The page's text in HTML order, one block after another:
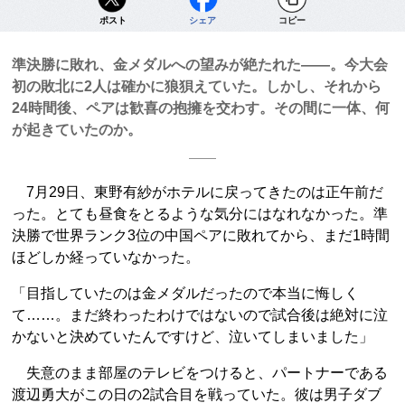
ポスト シェア コピー
準決勝に敗れ、金メダルへの望みが絶たれた――。今大会
初の敗北に2人は確かに狼狽えていた。しかし、それから
24時間後、ペアは歓喜の抱擁を交わす。その間に一体、何
が起きていたのか。
7月29日、東野有紗がホテルに戻ってきたのは正午前だ
った。とても昼食をとるような気分にはなれなかった。準
決勝で世界ランク3位の中国ペアに敗れてから、まだ1時間
ほどしか経っていなかった。
「目指していたのは金メダルだったので本当に悔しく
て……。まだ終わったわけではないので試合後は絶対に泣
かないと決めていたんですけど、泣いてしまいました」
失意のまま部屋のテレビをつけると、パートナーである
渡辺勇大がこの日の2試合目を戦っていた。彼は男子ダブ